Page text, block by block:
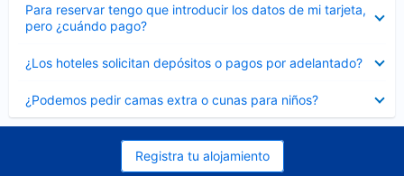
Para reservar tengo que introducir los datos de mi tarjeta,
pero ¿cuándo pago?
cerrado
¿Los hoteles solicitan depósitos o pagos por adelantado?
cerrado
¿Podemos pedir camas extra o cunas para niños?
cerrado
Registra tu alojamiento